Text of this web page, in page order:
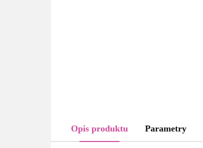
Opis produktu Parametry